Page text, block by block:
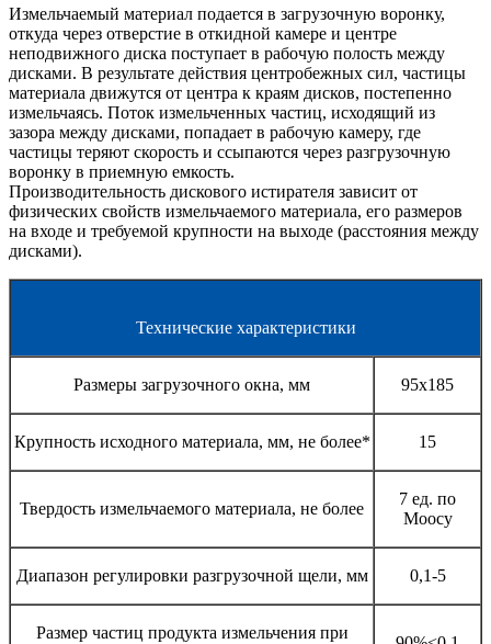
Измельчаемый материал подается в загрузочную воронку,
откуда через отверстие в откидной камере и центре
неподвижного диска поступает в рабочую полость между
дисками. В результате действия центробежных сил, частицы
материала движутся от центра к краям дисков, постепенно
измельчаясь. Поток измельченных частиц, исходящий из
зазора между дисками, попадает в рабочую камеру, где
частицы теряют скорость и ссыпаются через разгрузочную
воронку в приемную емкость.
Производительность дискового истирателя зависит от
физических свойств измельчаемого материала, его размеров
на входе и требуемой крупности на выходе (расстояния между
дисками).
Технические характеристики
Размеры загрузочного окна, мм 95х185
Крупность исходного материала, мм, не более* 15
Твердость измельчаемого материала, не более
7 ед. по
Моосу
Диапазон регулировки разгрузочной щели, мм 0,1-5
Размер частиц продукта измельчения при